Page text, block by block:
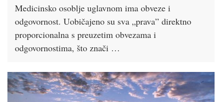
Medicinsko osoblje uglavnom ima obveze i
odgovornost. Uobičajeno su sva „prava” direktno
proporcionalna s preuzetim obvezama i
odgovornostima, što znači …